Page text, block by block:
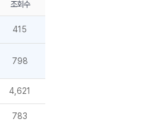
조회수
415
798
4,621
783